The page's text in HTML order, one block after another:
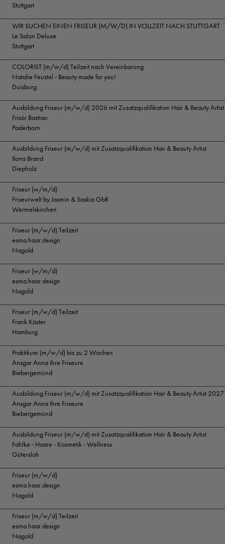
Stuttgart
WIR SUCHEN EINEN FRISEUR (M/W/D) IN VOLLZEIT NACH STUTTGART
Le Salon Deluxe
Stuttgart
COLORIST (m/w/d) Teilzeit nach Vereinbarung
Natalie Feustel - Beauty made for you!
Duisburg
Ausbildung Friseur (m/w/d) 2026 mit Zusatzqualifikation Hair & Beauty Artist
Frisör Bastian
Paderborn
Ausbildung Friseur (m/w/d) mit Zusatzqualifikation Hair & Beauty Artist
Ilona Brand
Diepholz
Friseur (w/m/d)
Friseurwelt by Jasmin & Saskia GbR
Wermelskirchen
Friseur (m/w/d) Teilzeit
esma.haar.design
Nagold
Friseur (w/m/d)
esma.haar.design
Nagold
Friseur (m/w/d) Teilzeit
Frank Köster
Hamburg
Praktikum (m/w/d) bis zu 2 Wochen
Ansgar Anna Ihre Friseure
Biebergemünd
Ausbildung Friseur (m/w/d) mit Zusatzqualifikation Hair & Beauty Artist 2027
Ansgar Anna Ihre Friseure
Biebergemünd
Ausbildung Friseur (m/w/d) mit Zusatzqualifikation Hair & Beauty Artist
Fahlke - Haare - Kosmetik - Wellness
Gütersloh
Friseur (m/w/d)
esma.haar.design
Nagold
Friseur (m/w/d) Teilzeit
esma.haar.design
Nagold